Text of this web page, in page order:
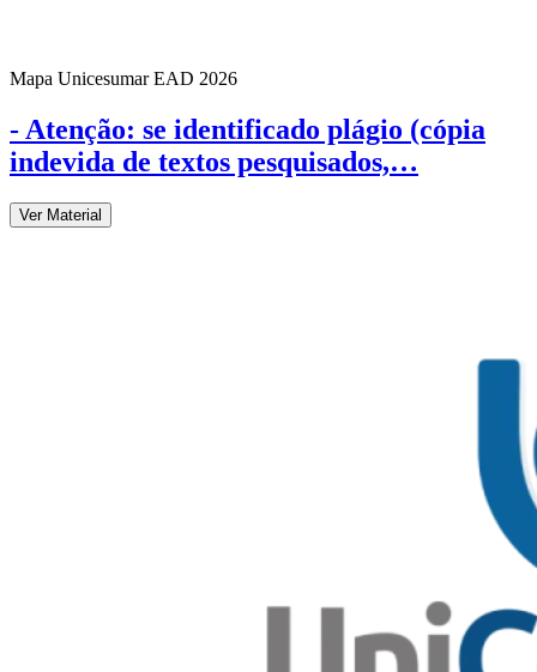
Mapa Unicesumar EAD 2026
- Atenção: se identificado plágio (cópia
indevida de textos pesquisados,…
Ver Material